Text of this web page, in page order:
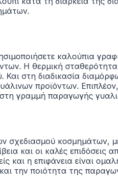
καλούπια
Η θερμική
Και στη διαδικασία
προϊόντων.
γραμμή παραγωγής
σχεδιασμού κοσμημάτων,
και οι καλές επιδόσεις
και η επιφάνεια είναι
την ποιότητα της